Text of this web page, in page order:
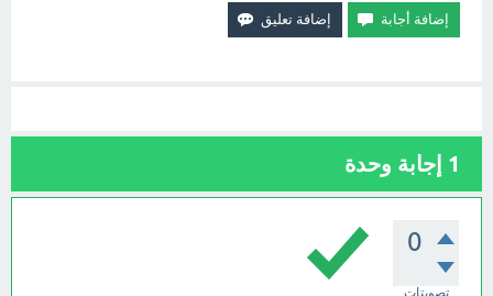
1 إجابة وحدة
0
تصويتات